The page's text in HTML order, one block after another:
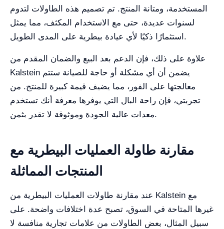
المستخدمة، ومتانة المنتج. تم تصميم هذه الطاولات لتدوم
لسنوات عديدة، حتى مع الاستخدام المكثف، مما يمثل
استثمارًا ذكيًا لأي عيادة بيطرية على المدى الطويل.
علاوة على ذلك، فإن الدعم بعد البيع والضمان المقدم من
Kalstein يضمن أن أي مشكلة أو حاجة للصيانة ستتم
معالجتها على الفور، مما يضيف قيمة كبيرة للمنتج. من
تجربتي، فإن راحة البال التي يوفرها معرفة أنك تستخدم
معدات عالية الجودة وموثوقة لا تقدر بثمن.
مقارنة طاولة العمليات البيطرية مع
المنتجات المماثلة
عند مقارنة طاولات العمليات البيطرية من Kalstein مع
غيرها المتاحة في السوق، تصبح عدة اختلافات واضحة. على
سبيل المثال، بعض الطاولات من علامات تجارية منافسة لا